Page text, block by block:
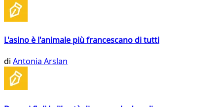
L'asino è l'animale più francescano di tutti
di Antonia Arslan